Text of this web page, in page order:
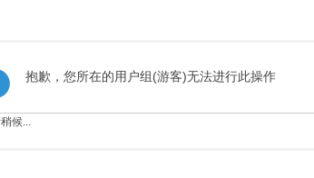
抱歉，您所在的用户组(游客)无法进行此操作
候...